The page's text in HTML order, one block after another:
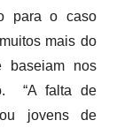
para o caso
mais do
baseiam nos
“A falta de
jovens de